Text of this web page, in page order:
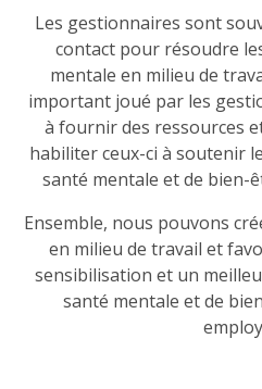
Les gestionnaires sont
contact pour résoudre
mentale en milieu de
important joué par les
à fournir des ressources
habiliter ceux-ci à soutenir
santé mentale et de bien-
Ensemble, nous pouvons
en milieu de travail et
sensibilisation et un
santé mentale et de